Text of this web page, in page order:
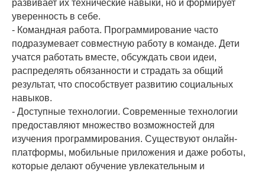
развивает их технические навыки, но и формирует
уверенность в себе.
- Командная работа. Программирование часто
подразумевает совместную работу в команде. Дети
учатся работать вместе, обсуждать свои идеи,
распределять обязанности и страдать за общий
результат, что способствует развитию социальных
навыков.
- Доступные технологии. Современные технологии
предоставляют множество возможностей для
изучения программирования. Существуют онлайн-
платформы, мобильные приложения и даже роботы,
которые делают обучение увлекательным и